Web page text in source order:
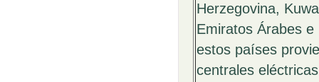
Herzegovina,
Emiratos Árabes
estos países
centrales